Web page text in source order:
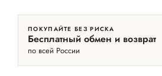
ПОКУПАЙТЕ БЕЗ РИСКА
Бесплатный обмен и возврат
по всей России